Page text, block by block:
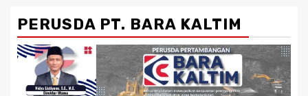
PERUSDA PT. BARA KALTIM